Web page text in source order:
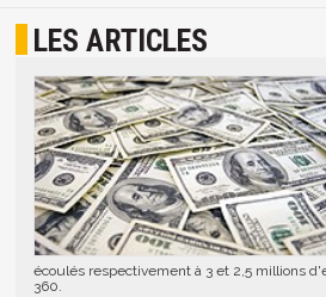
LES ARTICLES
écoulés respectivement à 3 et 2,5 millions
360.